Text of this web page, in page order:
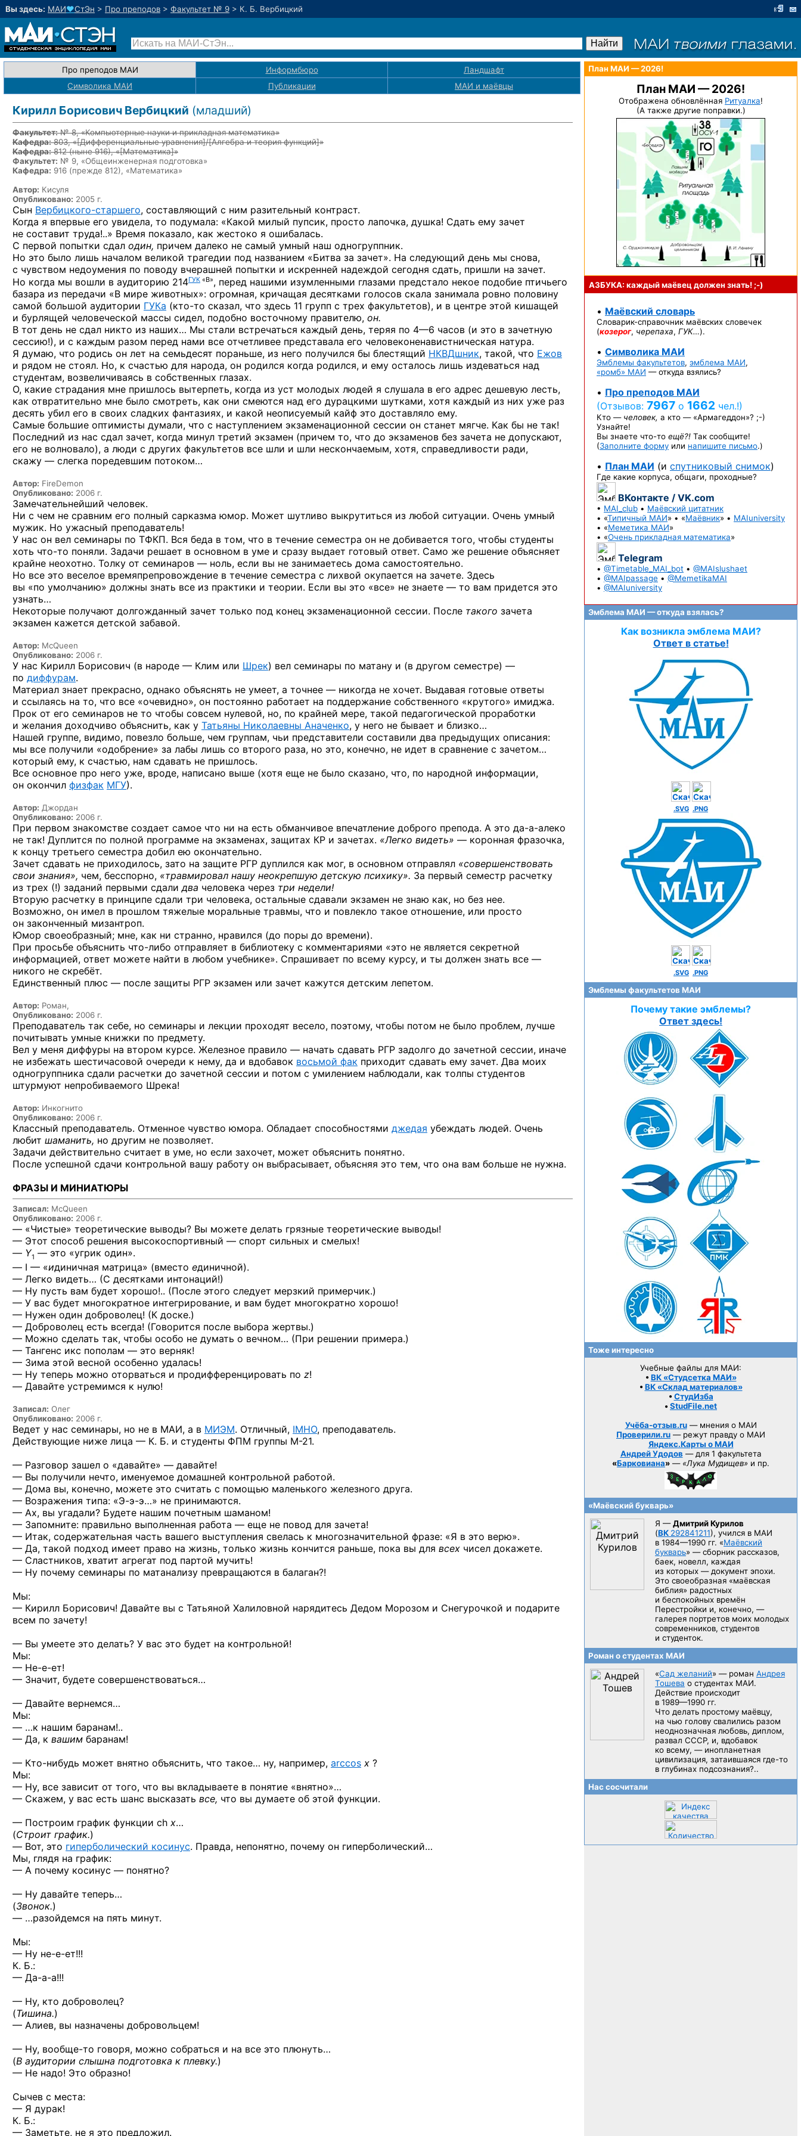
Вы здесь: МАИ♥СтЭн > Про преподов > Факультет № 9 > К. Б. Вербицкий
Про преподов МАИ Информбюро
Ландшафт
Символика МАИ
Публикации МАИ и маёвцы
Кирилл Борисович Вербицкий (младший)
Факультет:№ 8, «Компьютерные науки и прикладная математика»
Кафедра:803, «[Дифференциальные уравнения]/[Алгебра и теория функций]»
Кафедра:812(ныне 916), «[Математика]»
Факультет: № 9, «Общеинженерная подготовка»
Кафедра: 916 (прежде 812), «Математика»
Автор: Кисуля
Опубликовано: 2005 г.
Сын Вербицкого-старшего, составляющий с ним разительный контраст.
Когда я впервые его увидела, то подумала: «Какой милый пупсик, просто лапочка, душка! Сдать ему зачет
не составит труда!..» Время показало, как жестоко я ошибалась.
С первой попытки сдал один, причем далеко не самый умный наш одногруппник.
Но это было лишь началом великой трагедии под названием «Битва за зачет». На следующий день мы снова,
с чувством недоумения по поводу вчерашней попытки и искренней надеждой сегодня сдать, пришли на зачет.
Но когда мы вошли в аудиторию 214ГУК «В», перед нашими изумленными глазами предстало некое подобие птичьего
базара из передачи «В мире животных»: огромная, кричащая десятками голосов скала занимала ровно половину
самой большой аудитории ГУКа (кто-то сказал, что здесь 11 групп с трех факультетов), и в центре этой кишащей
и бурлящей человеческой массы сидел, подобно восточному правителю, он.
В тот день не сдал никто из наших… Мы стали встречаться каждый день, теряя по 4—6 часов (и это в зачетную
сессию!), и с каждым разом перед нами все отчетливее представала его человеконенавистническая натура.
Я думаю, что родись он лет на семьдесят пораньше, из него получился бы блестящий НКВДшник, такой, что Ежов
и рядом не стоял. Но, к счастью для народа, он родился когда родился, и ему осталось лишь издеваться над
студентам, возвеличиваясь в собственных глазах.
О, какие страдания мне пришлось вытерпеть, когда из уст молодых людей я слушала в его адрес дешевую лесть,
как отвратительно мне было смотреть, как они смеются над его дурацкими шутками, хотя каждый из них уже раз
десять убил его в своих сладких фантазиях, и какой неописуемый кайф это доставляло ему.
Самые большие оптимисты думали, что с наступлением экзаменационной сессии он станет мягче. Как бы не так!
Последний из нас сдал зачет, когда минул третий экзамен (причем то, что до экзаменов без зачета не допускают,
его не волновало), а люди с других факультетов все шли и шли нескончаемым, хотя, справедливости ради,
скажу — слегка поредевшим потоком…
Автор: FireDemon
Опубликовано: 2006 г.
Замечательнейший человек.
Ни с чем не сравним его полный сарказма юмор. Может шутливо выкрутиться из любой ситуации. Очень умный
мужик. Но ужасный преподаватель!
У нас он вел семинары по ТФКП. Вся беда в том, что в течение семестра он не добивается того, чтобы студенты
хоть что-то поняли. Задачи решает в основном в уме и сразу выдает готовый ответ. Само же решение объясняет
крайне неохотно. Толку от семинаров — ноль, если вы не занимаетесь дома самостоятельно.
Но все это веселое времяпрепровождение в течение семестра с лихвой окупается на зачете. Здесь
вы «по умолчанию» должны знать все из практики и теории. Если вы это «все» не знаете — то вам придется это
узнать…
Некоторые получают долгожданный зачет только под конец экзаменационной сессии. После такого зачета
экзамен кажется детской забавой.
Автор: McQueen
Опубликовано: 2006 г.
У нас Кирилл Борисович (в народе — Клим или Шрек) вел семинары по матану и (в другом семестре) —
по диффурам.
Материал знает прекрасно, однако объяснять не умеет, а точнее — никогда не хочет. Выдавая готовые ответы
и ссылаясь на то, что все «очевидно», он постоянно работает на поддержание собственного «крутого» имиджа.
Прок от его семинаров не то чтобы совсем нулевой, но, по крайней мере, такой педагогической проработки
и желания доходчиво объяснить, как у Татьяны Николаевны Аначенко, у него не бывает и близко…
Нашей группе, видимо, повезло больше, чем группам, чьи представители составили два предыдущих описания:
мы все получили «одобрение» за лабы лишь со второго раза, но это, конечно, не идет в сравнение с зачетом…
который ему, к счастью, нам сдавать не пришлось.
Все основное про него уже, вроде, написано выше (хотя еще не было сказано, что, по народной информации,
он окончил физфак МГУ).
Автор: Джордан
Опубликовано: 2006 г.
При первом знакомстве создает самое что ни на есть обманчивое впечатление доброго препода. А это да-а-алеко
не так! Дуплится по полной программе на экзаменах, защитах КР и зачетах. «Легко видеть» — коронная фразочка,
к концу третьего семестра добил ею окончательно.
Зачет сдавать не приходилось, зато на защите РГР дуплился как мог, в основном отправлял «совершенствовать
свои знания», чем, бесспорно, «травмировал нашу неокрепшую детскую психику». За первый семестр расчетку
из трех (!) заданий первыми сдалидва человека через три недели!
Вторую расчетку в принципе сдали три человека, остальные сдавали экзамен не знаю как, но без нее.
Возможно, он имел в прошлом тяжелые моральные травмы, что и повлекло такое отношение, или просто
он законченный мизантроп.
Юмор своеобразный; мне, как ни странно, нравился (до поры до времени).
При просьбе объяснить что-либо отправляет в библиотеку с комментариями «это не является секретной
информацией, ответ можете найти в любом учебнике». Спрашивает по всему курсу, и ты должен знать все —
никого не скребёт.
Единственный плюс — после защиты РГР экзамен или зачет кажутся детским лепетом.
Автор: Роман,
Опубликовано: 2006 г.
Преподаватель так себе, но семинары и лекции проходят весело, поэтому, чтобы потом не было проблем, лучше
почитывать умные книжки по предмету.
Вел у меня диффуры на втором курсе. Железное правило — начать сдавать РГР задолго до зачетной сессии, иначе
не избежать шестичасовой очереди к нему, да и вдобавок восьмой фак приходит сдавать ему зачет. Два моих
одногруппника сдали расчетки до зачетной сессии и потом с умилением наблюдали, как толпы студентов
штурмуют непробиваемого Шрека!
Автор: Инкогнито
Опубликовано: 2006 г.
Классный преподаватель. Отменное чувство юмора. Обладает способностями джедая убеждать людей. Очень
любит шаманить, но другим не позволяет.
Задачи действительно считает в уме, но если захочет, может объяснить понятно.
После успешной сдачи контрольной вашу работу он выбрасывает, объясняя это тем, что она вам больше не нужна.
ФРАЗЫ И МИНИАТЮРЫ
Записал: McQueen
Опубликовано: 2006 г.
— «Чистые» теоретические выводы? Вы можете делать грязные теоретические выводы!
— Этот способ решения высокоспортивный — спорт сильных и смелых!
— Y1 — это «угрик один».
— I — «идиничная матрица» (вместо единичной).
— Легко видеть… (С десятками интонаций!)
— Ну пусть вам будет хорошо!.. (После этого следует мерзкий примерчик.)
— У вас будет многократное интегрирование, и вам будет многократно хорошо!
— Нужен один доброволец! (К доске.)
— Доброволец есть всегда! (Говорится после выбора жертвы.)
— Можно сделать так, чтобы особо не думать о вечном… (При решении примера.)
— Тангенс икс пополам — это верняк!
— Зима этой весной особенно удалась!
— Ну теперь можно оторваться и продифференцировать по z!
— Давайте устремимся к нулю!
Записал: Олег
Опубликовано: 2006 г.
Ведет у нас семинары, но не в МАИ, а в МИЭМ. Отличный, IMHO, преподаватель.
Действующие ниже лица — К. Б. и студенты ФПМ группы М-21.
— Разговор зашел о «давайте» — давайте!
— Вы получили нечто, именуемое домашней контрольной работой.
— Дома вы, конечно, можете это считать с помощью маленького железного друга.
— Возражения типа: «Э-э-э…» не принимаются.
— Ах, вы угадали? Будете нашим почетным шаманом!
— Запомните: правильно выполненная работа — еще не повод для зачета!
— Итак, содержательная часть вашего выступления свелась к многозначительной фразе: «Я в это верю».
— Да, такой подход имеет право на жизнь, только жизнь кончится раньше, пока вы для всех чисел докажете.
— Сластников, хватит агрегат под партой мучить!
— Ну почему семинары по матанализу превращаются в балаган?!
Мы:
— Кирилл Борисович! Давайте вы с Татьяной Халиловной нарядитесь Дедом Морозом и Снегурочкой и подарите
всем по зачету!
— Вы умеете это делать? У вас это будет на контрольной!
Мы:
— Не-е-ет!
— Значит, будете совершенствоваться…
— Давайте вернемся…
Мы:
— …к нашим баранам!..
— Да, к вашим баранам!
— Кто-нибудь может внятно объяснить, что такое… ну, например, arccos x ?
Мы:
— Ну, все зависит от того, что вы вкладываете в понятие «внятно»…
— Скажем, у вас есть шанс высказать все, что вы думаете об этой функции.
— Построим график функции ch x…
(Строит график.)
— Вот, это гиперболический косинус. Правда, непонятно, почему он гиперболический…
Мы, глядя на график:
— А почему косинус — понятно?
— Ну давайте теперь…
(Звонок.)
— …разойдемся на пять минут.
Мы:
— Ну не-е-ет!!!
К. Б.:
— Да-а-а!!!
— Ну, кто доброволец?
(Тишина.)
— Алиев, вы назначены добровольцем!
— Ну, вообще-то говоря, можно собраться и на все это плюнуть…
(В аудитории слышна подготовка к плевку.)
— Не надо! Это образно!
Сычев с места:
— Я дурак!
К. Б.:
— Заметьте, не я это предложил.
План МАИ — 2026!
План МАИ — 2026!
Отображена обновлённая Ритуалка!
(А также другие поправки.)
АЗБУКА: каждый маёвец должензнать! ;-)
• Маёвский словарь
Словарик-справочник маёвских словечек
(козерог, черепаха, ГУК…).
• Символика МАИ
Эмблемы факультетов, эмблема МАИ,
«ромб» МАИ — откуда взялись?
• Про преподов МАИ
(Отзывов: 7967 о 1662 чел.!)
Кто — человек, а кто — «Армагеддон»? ;-)
Узнайте!
Вы знаете что-то ещё?! Так сообщите!
(Заполните форму или напишите письмо.)
• План МАИ (и спутниковый снимок)
Где какие корпуса, общаги, проходные?
ВКонтакте / VK.com
• MAI_club • Маёвский цитатник
• «Типичный МАИ» • «Маёвник» • MAIuniversity
• «Меметика МАИ»
• «Очень прикладная математика»
Telegram
• @Timetable_MAI_bot • @MAIslushaet
• @MAIpassage • @MemetikaMAI
• @MAIuniversity
Эмблема МАИ — откуда взялась?
Как возникла эмблема МАИ?
Ответ в статье!
.SVG .PNG
.SVG .PNG
Эмблемы факультетов МАИ
Почему такие эмблемы?
Ответ здесь!
Тоже интересно
Учебные файлы для МАИ:
• ВК «Студсетка МАИ»
• ВК «Склад материалов»
• СтудИзба
• StudFile.net
Учёба-отзыв.ru— мнения о МАИ
Проверили.ru — режут правду о МАИ
Яндекс.Карты о МАИ
Андрей Удодов — для 1 факультета
«Барковиана» — «Лука Мудищев» и пр.
«Маёвский букварь»
Я —Дмитрий Курилов
(ВК 292841211), учился в МАИ
в 1984—1990 гг. «Маёвский
букварь» — сборник рассказов,
баек, новелл, каждая
из которых — документ эпохи.
Это своеобразная «маёвская
библия» радостных
и беспокойных времён
Перестройки и, конечно, —
галерея портретов моих молодых
современников, студентов
и студенток.
Роман о студентах МАИ
«Сад желаний» — роман Андрея
Тошева о студентах МАИ.
Действие происходит
в 1989—1990 гг.
Что делать простому маёвцу,
на чью голову свалились разом
неоднозначная любовь, диплом,
развал CCCP, и, вдобавок
ко всему, — инопланетная
цивилизация, затаившаяся где-то
в глубинах подсознания?..
Нас сосчитали